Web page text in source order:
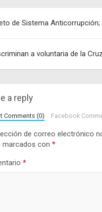
de Sistema
a voluntaria de la
a reply
Comments (0) Facebook
de correo electrónico
marcados con *
*